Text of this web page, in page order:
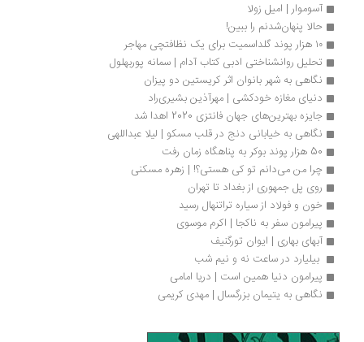
آسوموار | امیل زولا
حالا پنهان‌شدنم را ببین!
تحلیل روانشناختی ادبی کتاب آدام | سمانه پوربهلول
نگاهی به شهر بانوان اثر كریستین دو پیزان
دنیای مغازه خودکشی | مهرآذین بشیری‌راد
جایزه بهترین‌های جهان فانتزی 2020 اهدا شد
نگاهی به خیابانی دنج در قلب مسکو | لیلا عبداللهی
چرا من می‌دانم تو کی هستی؟! | زهره مسکنی
روی پل جمهوری از بغداد تا تهران
خون و فولاد از سیاره تراتنهال رسید
پیرامون سفر به ناکجا | اکرم موسوی
آبهای بهاری | ایوان تورگنیف
بیلیارد در ساعت نه و نیم شب
پیرامون دنیا همین است | دریا امامی
نگاهی به یتیمان بزرگسال | مهد‌ی کریمی